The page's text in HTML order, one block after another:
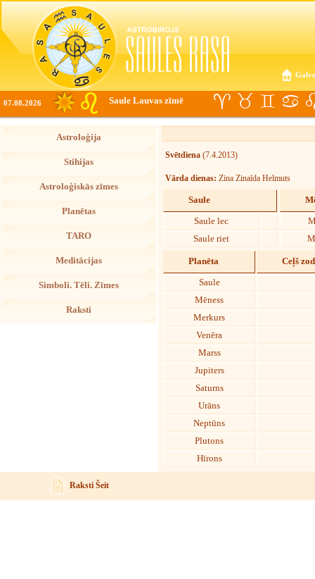
07.08.2026 Saule Lauvas zīmē
Astroloģija
Stihijas
Astroloģiskās zīmes
Planētas
TARO
Meditācijas
Simboli. Tēli. Zīmes
Raksti
Svētdiena (7.4.2013)
Vārda dienas: Zina Zinaīda Helmuts
Saule
Saule lec
Saule riet
Planēta Ceļš
Saule
Mēness
Merkurs
Venēra
Marss
Jupiters
Saturns
Urāns
Neptūns
Plutons
Hīrons
Raksti Šeit